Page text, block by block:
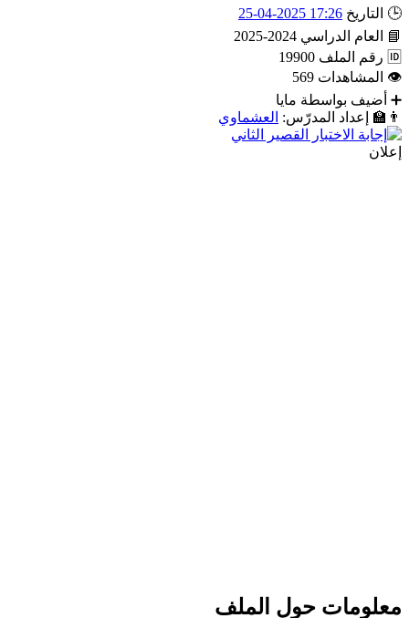
🕒 التاريخ 17:26 2025-04-25
📘
العام الدراسي 2024-2025
🆔 رقم الملف 19900
👁
المشاهدات 569
➕
أضيف بواسطة مايا
👨‍🏫
إعداد المدرّس: العشماوي
إعلان
معلومات حول الملف